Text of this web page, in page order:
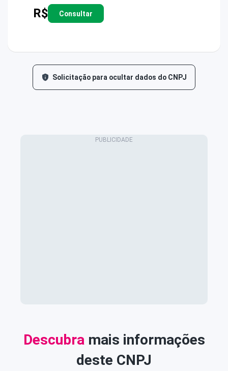
R$ Consultar
Solicitação para ocultar dados do CNPJ
Descubra mais informações
deste CNPJ